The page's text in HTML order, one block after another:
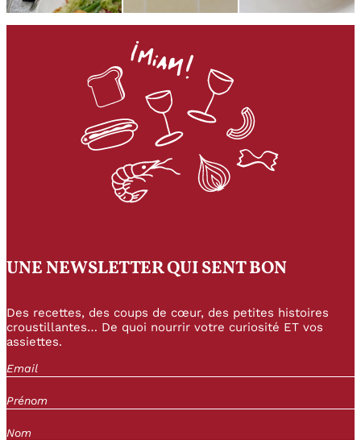
UNE NEWSLETTER QUI SENT BON
Des recettes, des coups de cœur, des petites histoires
croustillantes… De quoi nourrir votre curiosité ET vos
assiettes.